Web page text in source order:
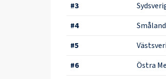
#3
#4
#5
#6 Östra